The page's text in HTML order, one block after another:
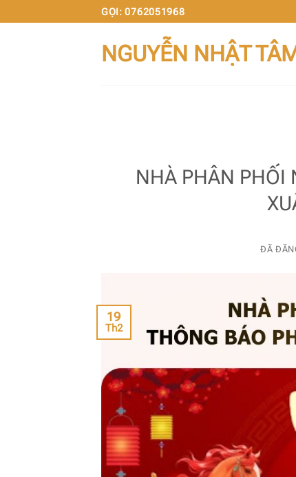
GỌI: 0762051968
NGUYỄN NHẬT
NHÀ PHÂN PHỐI
ĐÃ
19
Th2